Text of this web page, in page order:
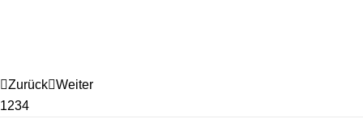
Zurück Weiter
1234